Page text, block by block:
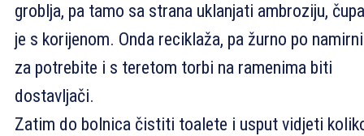
groblja, pa tamo sa strana uklanjati ambroziju,
je s korijenom. Onda reciklaža, pa žurno po
za potrebite i s teretom torbi na ramenima biti
dostavljači.
Zatim do bolnica čistiti toalete i usput vidjeti